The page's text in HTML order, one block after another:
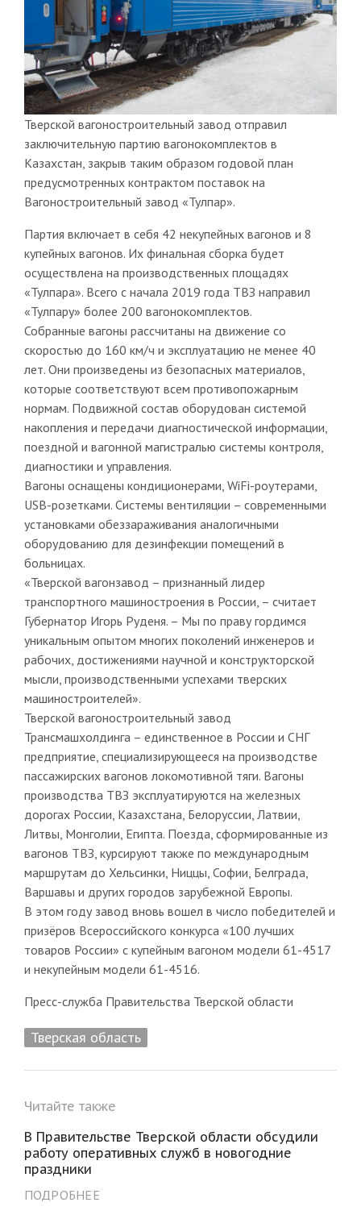
Тверской вагоностроительный завод отправил
заключительную партию вагонокомплектов в
Казахстан, закрыв таким образом годовой план
предусмотренных контрактом поставок на
Вагоностроительный завод «Тулпар».
Партия включает в себя 42 некупейных вагонов и 8
купейных вагонов. Их финальная сборка будет
осуществлена на производственных площадях
«Тулпара». Всего с начала 2019 года ТВЗ направил
«Тулпару» более 200 вагонокомплектов.
Собранные вагоны рассчитаны на движение со
скоростью до 160 км/ч и эксплуатацию не менее 40
лет. Они произведены из безопасных материалов,
которые соответствуют всем противопожарным
нормам. Подвижной состав оборудован системой
накопления и передачи диагностической информации,
поездной и вагонной магистралью системы контроля,
диагностики и управления.
Вагоны оснащены кондиционерами, WiFi-роутерами,
USB-розетками. Системы вентиляции – современными
установками обеззараживания аналогичными
оборудованию для дезинфекции помещений в
больницах.
«Тверской вагонзавод – признанный лидер
транспортного машиностроения в России, – считает
Губернатор Игорь Руденя. – Мы по праву гордимся
уникальным опытом многих поколений инженеров и
рабочих, достижениями научной и конструкторской
мысли, производственными успехами тверских
машиностроителей».
Тверской вагоностроительный завод
Трансмашхолдинга – единственное в России и СНГ
предприятие, специализирующееся на производстве
пассажирских вагонов локомотивной тяги. Вагоны
производства ТВЗ эксплуатируются на железных
дорогах России, Казахстана, Белоруссии, Латвии,
Литвы, Монголии, Египта. Поезда, сформированные из
вагонов ТВЗ, курсируют также по международным
маршрутам до Хельсинки, Ниццы, Софии, Белграда,
Варшавы и других городов зарубежной Европы.
В этом году завод вновь вошел в число победителей и
призёров Всероссийского конкурса «100 лучших
товаров России» с купейным вагоном модели 61-4517
и некупейным модели 61-4516.
Пресс-служба Правительства Тверской области
Тверская область
Читайте также
В Правительстве Тверской области обсудили
работу оперативных служб в новогодние
праздники
ПОДРОБНЕЕ